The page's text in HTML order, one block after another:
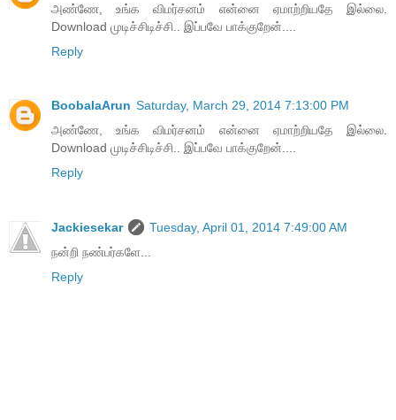
அண்ணே, உங்க விமர்சனம் என்னை ஏமாற்றியதே இல்லை.
Download முடிச்சிடிச்சி.. இப்பவே பாக்குறேன்....
Reply
BoobalaArun Saturday, March 29, 2014 7:13:00 PM
அண்ணே, உங்க விமர்சனம் என்னை ஏமாற்றியதே இல்லை.
Download முடிச்சிடிச்சி.. இப்பவே பாக்குறேன்....
Reply
Jackiesekar
Tuesday, April 01, 2014 7:49:00 AM
நன்றி நண்பர்களே...
Reply